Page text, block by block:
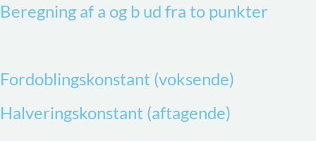
Beregning af a og b ud fra to punkter
Fordoblingskonstant (voksende)
Halveringskonstant (aftagende)